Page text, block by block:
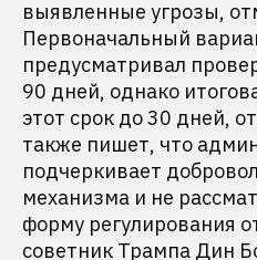
выявленные угрозы,
Первоначальный
предусматривал
90 дней, однако
этот срок до 30 дней,
также пишет, что
подчеркивает
механизма и не
форму регулирования
советник Трампа Дин